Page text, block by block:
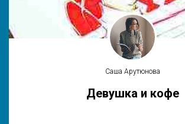
Саша Арутюнова
Девушка и кофе